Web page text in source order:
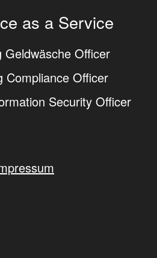
as a Service
Geldwäsche Officer
Compliance Officer
Security Officer